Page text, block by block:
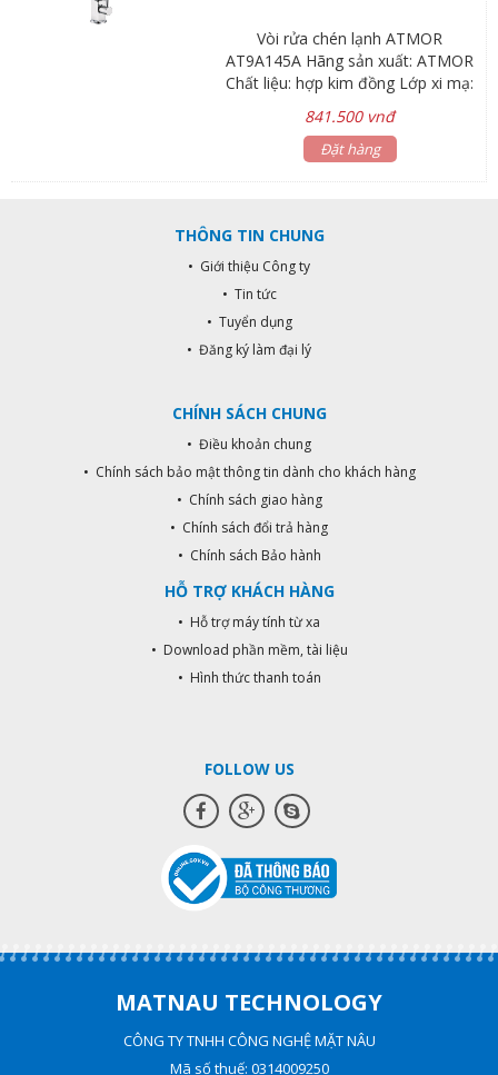
Vòi rửa chén lạnh ATMOR
AT9A145A Hãng sản xuất: ATMOR
Chất liệu: hợp kim đồng Lớp xi mạ:
149mm. Bảo hành: sen vòi 3 năm,
phụ kiện 1 năm Thân vòi làm bằng
Chống ăn mòn, hàm lượng chì <
0.03% Đạt tiêu chuẩn vòi nước
hiện đại, sang trọng và chất lượng
841.500 vnđ
Đặt hàng
THÔNG TIN CHUNG
• Giới thiệu Công ty
• Tin tức
• Tuyển dụng
• Đăng ký làm đại lý
CHÍNH SÁCH CHUNG
• Điều khoản chung
• Chính sách bảo mật thông tin dành cho khách hàng
• Chính sách giao hàng
• Chính sách đổi trả hàng
• Chính sách Bảo hành
HỖ TRỢ KHÁCH HÀNG
• Hỗ trợ máy tính từ xa
• Download phần mềm, tài liệu
• Hình thức thanh toán
FOLLOW US
MATNAU TECHNOLOGY
CÔNG TY TNHH CÔNG NGHỆ MẶT NÂU
Mã số thuế: 0314009250